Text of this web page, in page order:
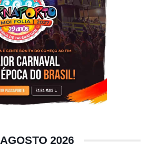
AGOSTO 2026